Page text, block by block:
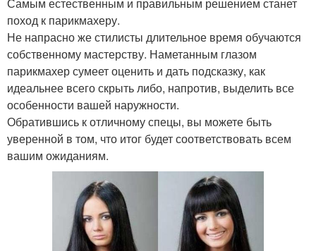
поход к парикмахеру.
Не напрасно же стилисты длительное время обучаются
собственному мастерству. Наметанным глазом
парикмахер сумеет оценить и дать подсказку, как
идеальнее всего скрыть либо, напротив, выделить все
особенности вашей наружности.
Обратившись к отличному спецы, вы можете быть
уверенной в том, что итог будет соответствовать всем
вашим ожиданиям.